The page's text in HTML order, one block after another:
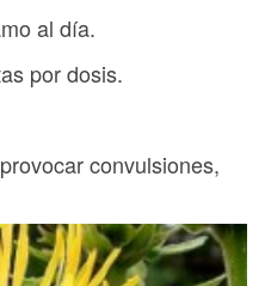
al día.
por dosis.
convulsiones,